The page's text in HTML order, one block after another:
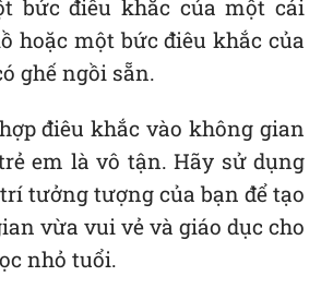
bức điêu khắc của một cái
hoặc một bức điêu khắc của
ghế ngồi sẵn.
điêu khắc vào không gian
em là vô tận. Hãy sử dụng
tưởng tượng của bạn để tạo
vừa vui vẻ và giáo dục cho
nhỏ tuổi.